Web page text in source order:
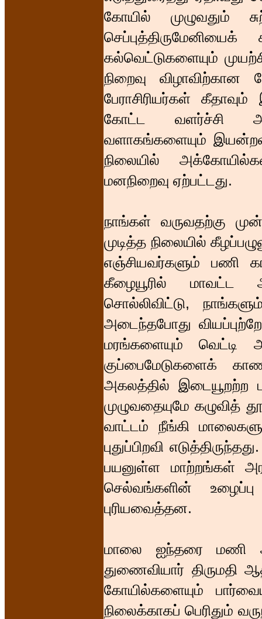
கோயில் முழுவதும்
கல்வெட்டுகளையும்
நிறைவு விழாவிற்கான
பேராசிரியர்கள்
கோட்ட வளர்ச்சி
வளாகங்களையும்
நிலையில்
மனநிறைவு ஏற்பட்டது.
நாங்கள் வருவதற்கு
முடித்த நிலையில்
எஞ்சியவர்களும் பணி
கீழையூரில் மாவட்ட
சொல்லிவிட்டு,
அடைந்தபோது
மரங்களையும் வெட்டி
குப்பைமேடுகளைக்
அகலத்தில் இடையூறற்ற
முழுவதையுமே கழுவித்
வாட்டம் நீங்கி
புதுப்பிறவி
பயனுள்ள மாற்றங்கள்
செல்வங்களின்
புரியவைத்தன.
மாலை ஐந்தரை மணி
துணைவியார் திருமதி
கோயில்களையும்
நிலைக்காகப் பெரிதும்